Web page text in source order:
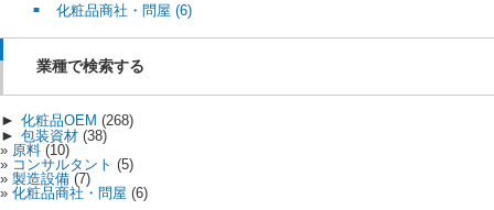
化粧品商社・問屋 (6)
業種で検索する
► 化粧品OEM (268)
► 包装資材 (38)
原料 (10)
コンサルタント (5)
製造設備 (7)
化粧品商社・問屋 (6)